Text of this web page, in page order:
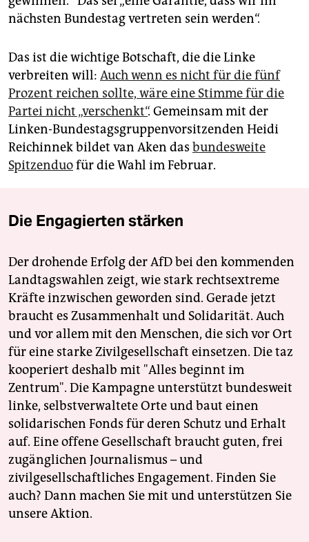
nächsten Bundestag vertreten sein werden“.
Das ist die wichtige Botschaft, die die Linke
verbreiten will: Auch wenn es nicht für die fünf
Prozent reichen sollte, wäre eine Stimme für die
Partei nicht „verschenkt“. Gemeinsam mit der
Linken-Bundestagsgruppenvorsitzenden Heidi
Reichinnek bildet van Aken das bundesweite
Spitzenduofür die Wahl im Februar.
Die Engagierten stärken
Der drohende Erfolg der AfD bei den kommenden
Landtagswahlen zeigt, wie stark rechtsextreme
Kräfte inzwischen geworden sind. Gerade jetzt
braucht es Zusammenhalt und Solidarität. Auch
und vor allem mit den Menschen, die sich vor Ort
für eine starke Zivilgesellschaft einsetzen. Die taz
kooperiert deshalb mit "Alles beginnt im
Zentrum". Die Kampagne unterstützt bundesweit
linke, selbstverwaltete Orte und baut einen
solidarischen Fonds für deren Schutz und Erhalt
auf. Eine offene Gesellschaft braucht guten, frei
zugänglichen Journalismus – und
zivilgesellschaftliches Engagement. Finden Sie
auch? Dann machen Sie mit und unterstützen Sie
unsere Aktion.